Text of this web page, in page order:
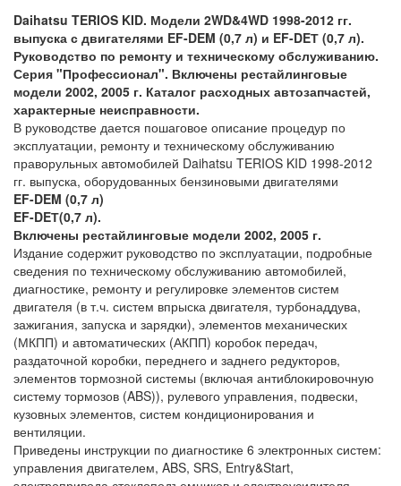
Daihatsu TERIOS KID. Модели 2WD&4WD 1998-2012 гг.
выпуска с двигателями EF-DEM (0,7 л) и EF-DEТ (0,7 л).
Руководство по ремонту и техническому обслуживанию.
Серия "Профессионал". Включены рестайлинговые
модели 2002, 2005 г. Каталог расходных автозапчастей,
характерные неисправности.
В руководстве дается пошаговое описание процедур по
эксплуатации, ремонту и техническому обслуживанию
праворульных автомобилей Daihatsu TERIOS KID 1998-2012
гг. выпуска, оборудованных бензиновыми двигателями
EF-DEM (0,7 л)
EF-DEТ(0,7 л).
Включены рестайлинговые модели 2002, 2005 г.
Издание содержит руководство по эксплуатации, подробные
сведения по техническому обслуживанию автомобилей,
диагностике, ремонту и регулировке элементов систем
двигателя (в т.ч. систем впрыска двигателя, турбонаддува,
зажигания, запуска и зарядки), элементов механических
(МКПП) и автоматических (АКПП) коробок передач,
раздаточной коробки, переднего и заднего редукторов,
элементов тормозной системы (включая антиблокировочную
систему тормозов (ABS)), рулевого управления, подвески,
кузовных элементов, систем кондиционирования и
вентиляции.
Приведены инструкции по диагностике 6 электронных систем:
управления двигателем, ABS, SRS, Entry&Start,